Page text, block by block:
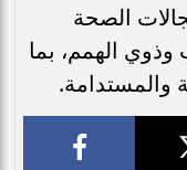
الصحة
وذوي الهمم، بما
والمستدامة.